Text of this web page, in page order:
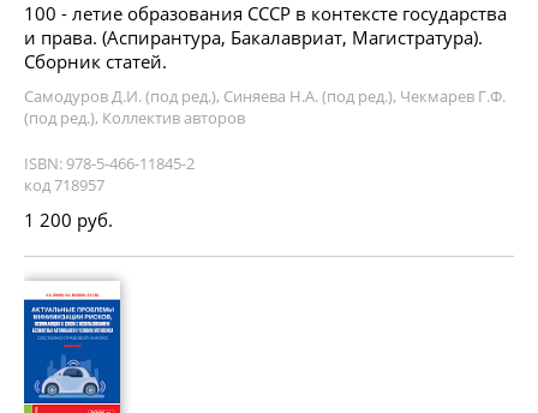
100 - летие образования СССР в контексте государства
и права. (Аспирантура, Бакалавриат, Магистратура).
Сборник статей.
Самодуров Д.И. (под ред.), Синяева Н.А. (под ред.), Чекмарев Г.Ф.
(под ред.), Коллектив авторов
ISBN: 978-5-466-11845-2
код 718957
1 200 руб.